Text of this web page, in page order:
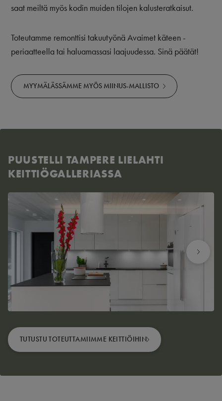
saat meiltä myös kodin muiden tilojen kalusteratkaisut.
Toteutamme remonttisi takuutyönä Avaimet käteen -
periaatteella tai haluamassasi laajuudessa. Sinä päätät!
MYYMÄLÄSSÄMME MYÖS MIINUS-MALLISTO
PUUSTELLI TAMPERE LIELAHTI
KEITTIÖGALLERIASSA
TUTUSTU TOTEUTTAMIIMME KEITTIÖIHIN